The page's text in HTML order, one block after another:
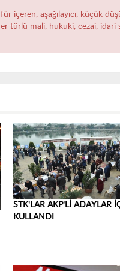
içeren, aşağılayıcı, küçük
türlü mali, hukuki, cezai,
STK'LAR AKP'Lİ ADAYLAR
KULLANDI